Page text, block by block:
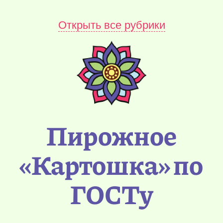
Открыть все рубрики
Пирожное
«Картошка» по
ГОСТу